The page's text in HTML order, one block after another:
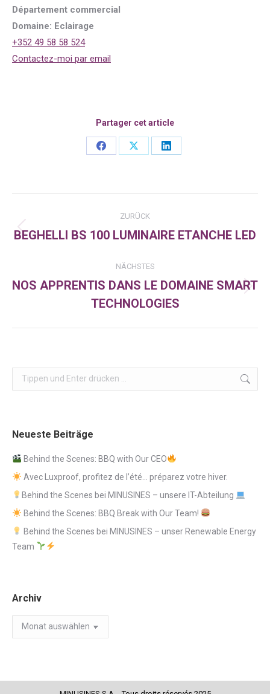
Département commercial
Domaine: Eclairage
+352 49 58 58 524
Contactez-moi par email
Partager cet article
Share
Share
Share
Kommentarnavigation
ZURÜCK
Vorheriger
BEGHELLI BS 100 LUMINAIRE ETANCHE LED
NÄCHSTES
Nächster
Beitrag:
NOS APPRENTIS DANS LE DOMAINE SMART
TECHNOLOGIES
Search:
Neueste Beiträge
Behind the Scenes: BBQ with Our CEO
Avec Luxproof, profitez de l’été… préparez votre hiver.
Behind the Scenes bei MINUSINES – unsere IT-Abteilung
Behind the Scenes: BBQ Break with Our Team!
Behind the Scenes bei MINUSINES – unser Renewable Energy
Team
Archiv
Archiv